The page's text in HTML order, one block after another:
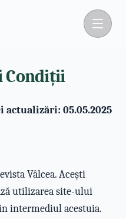
Condiții
actualizări: 05.05.2025
Vâlcea. Acești
utilizarea site-ului
intermediul acestuia.